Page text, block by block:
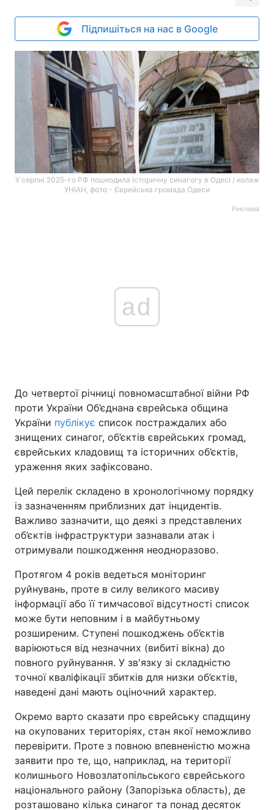
Підпишіться на нас в Google
У серпні 2025-го РФ пошкодила історичну синагогу в Одесі / колаж
УНІАН, фото - Єврейська громада Одеси
Реклама
ad
До четвертої річниці повномасштабної війни РФ
проти України Об’єднана єврейська община
України публікує список постраждалих або
знищених синагог, об’єктів єврейських громад,
єврейських кладовищ та історичних об’єктів,
ураження яких зафіксовано.
Цей перелік складено в хронологічному порядку
із зазначенням приблизних дат інцидентів.
Важливо зазначити, що деякі з представлених
об’єктів інфраструктури зазнавали атак і
отримували пошкодження неодноразово.
Протягом 4 років ведеться моніторинг
руйнувань, проте в силу великого масиву
інформації або її тимчасової відсутності список
може бути неповним і в майбутньому
розширеним. Ступені пошкоджень об’єктів
варіюються від незначних (вибиті вікна) до
повного руйнування. У зв'язку зі складністю
точної кваліфікації збитків для низки об’єктів,
наведені дані мають оціночний характер.
Окремо варто сказати про єврейську спадщину
на окупованих територіях, стан якої неможливо
перевірити. Проте з повною впевненістю можна
заявити про те, що, наприклад, на території
колишнього Новозлатопільського єврейського
національного району (Запорізька область), де
розташовано кілька синагог та понад десяток